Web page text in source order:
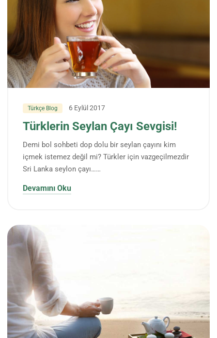
Türkçe Blog 6 Eylül 2017
Türklerin Seylan Çayı Sevgisi!
Demi bol sohbeti dop dolu bir seylan çayını kim
içmek istemez değil mi? Türkler için vazgeçilmezdir
Sri Lanka seylon çayı……
Devamını Oku